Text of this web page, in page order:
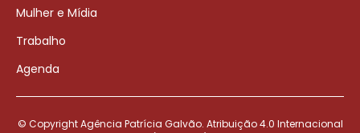
Mulher e Mídia
Trabalho
Agenda
© Copyright Agência Patrícia Galvão. Atribuição 4.0 Internacional